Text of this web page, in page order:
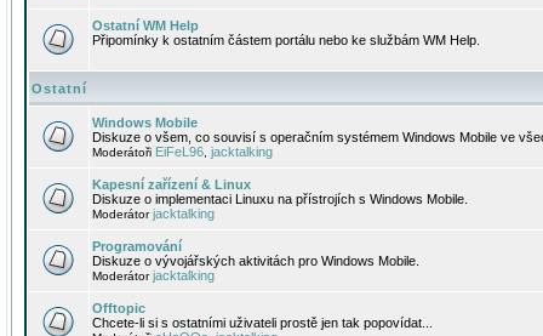
Ostatní WM Help
Připomínky k ostatním částem portálu nebo ke službám WM Help.
Ostatní
Windows Mobile
Diskuze o všem, co souvisí s operačním systémem Windows Mobile ve
Moderátoři EiFeL96 jacktalking
Kapesní zařízení & Linux
Diskuze o implementaci Linuxu na přístrojích s Windows Mobile.
Moderátorjacktalking
Programování
Diskuze o vývojářských aktivitách pro Windows Mobile.
Moderátorjacktalking
Offtopic
Chcete-li si s ostatními uživateli prostě jen tak popovídat...